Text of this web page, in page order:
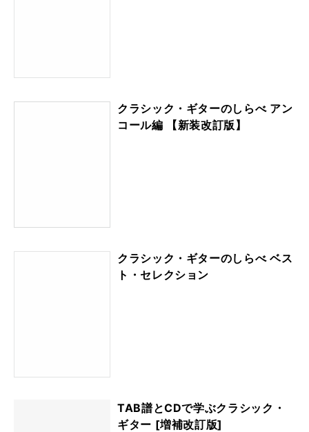
クラシック・ギターのしらべ アン
コール編 【新装改訂版】
クラシック・ギターのしらべ ベス
ト・セレクション
TAB譜とCDで学ぶクラシック・
ギター [増補改訂版]